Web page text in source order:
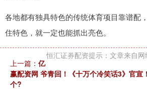
各地都有独具特色的传统体育项目靠谱配
住特色，就一定也能抓出亮色。
恒汇证券配资提示：文章来自网
上一篇： 亿
赢配资网 爷青回！《十万个冷笑话3》官宣
个?